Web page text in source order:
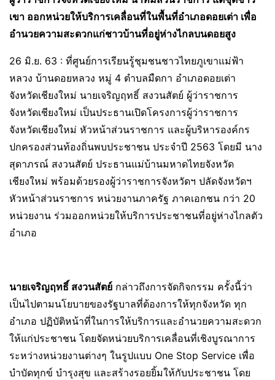
เขา ออกหน่วยให้บริการเคลื่อนที่ในพื้นที่อำเภอดอยเต่า เพื่อ
อำนวยความสะดวกแก่ชาวบ้านที่อยู่ห่างไกลบนดอยสูง
26 มิ.ย. 63 : ที่ศูนย์การเรียนรู้ชุมชนชาวไทยภูเขาแม่ฟ้า
หลวง บ้านดอยหลวง หมู่ 4 ตำบลมืดกา อำเภอดอยเต่า
จังหวัดเชียงใหม่ นายเจริญฤทธิ์ สงวนสัตย์ ผู้ว่าราชการ
จังหวัดเชียงใหม่ เป็นประธานเปิดโครงการผู้ว่าราชการ
จังหวัดเชียงใหม่ หัวหน้าส่วนราชการ และผู้บริหารองค์กร
ปกครองส่วนท้องถิ่นพบประชาชน ประจำปี 2563 โดยมี นาง
สุดาภรณ์ สงวนสัตย์ ประธานแม่บ้านมหาดไทยจังหวัด
เชียงใหม่ พร้อมด้วยรองผู้ว่าราชการจังหวัดฯ ปลัดจังหวัดฯ
หัวหน้าส่วนราชการ หน่วยงานภาครัฐ ภาคเอกชน กว่า 20
หน่วยงาน ร่วมออกหน่วยให้บริการประชาชนที่อยู่ห่างไกลตัว
อำเภอ
นายเจริญฤทธิ์ สงวนสัตย์ กล่าวถึงการจัดกิจกรรม ครั้งนี้ว่า
เป็นไปตามนโยบายของรัฐบาลที่ต้องการให้ทุกจังหวัด ทุก
อำเภอ ปฏิบัติหน้าที่ในการให้บริการและอำนวยความสะดวก
ให้แก่ประชาชน โดยจัดหน่วยบริการเคลื่อนที่เชิงบูรณาการ
ระหว่างหน่วยงานต่างๆ ในรูปแบบ One Stop Service เพื่อ
บำบัดทุกข์ บำรุงสุข และสร้างรอยยิ้มให้กับประชาชน โดย